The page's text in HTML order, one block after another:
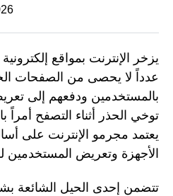
يزخر الإنترنت بمواقع
عدداً لا يحصى من الصفحات
بالمستخدمين ودفعهم إلى
توخي الحذر أثناء التصفح أمراً
يعتمد مجرمو الإنترنت على
الأجهزة وتعريض المستخدمين
تتضمن إحدى الحيل الشائعة